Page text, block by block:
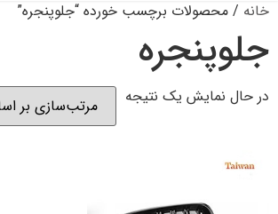
خانه / محصولات برچسب خورده “جلوپنجره”
جلوپنجره
در حال نمایش یک نتیجه